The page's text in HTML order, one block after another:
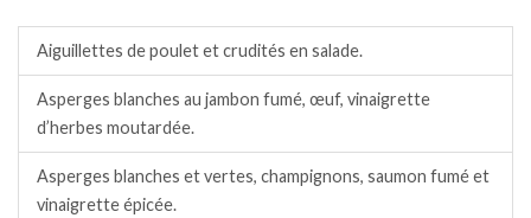
Aiguillettes de poulet et crudités en salade.
Asperges blanches au jambon fumé, œuf, vinaigrette
d’herbes moutardée.
Asperges blanches et vertes, champignons, saumon fumé et
vinaigrette épicée.